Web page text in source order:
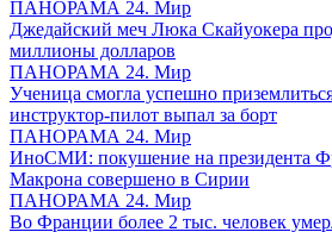
ПАНОРАМА 24. Мир
Джедайский меч Люка Скайуокера
миллионы долларов
ПАНОРАМА 24. Мир
Ученица смогла успешно
инструктор-пилот выпал за борт
ПАНОРАМА 24. Мир
ИноСМИ: покушение на президента
Макрона совершено в Сирии
ПАНОРАМА 24. Мир
Во Франции более 2 тыс. человек